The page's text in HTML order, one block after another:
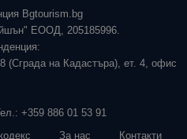
Bgtourism.bg
ЕООД, 205185996.
(Сграда на Кадастъра), ет. 4, офис
+359 886 01 53 91
За нас Контакти